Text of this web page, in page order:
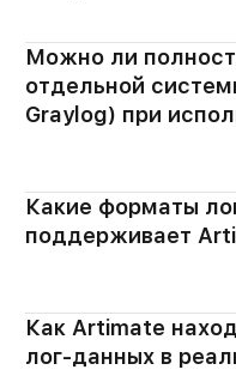
Можно ли
отдельной
Graylog) при
Какие форматы
поддерживает
Как Artimate
лог-данных в